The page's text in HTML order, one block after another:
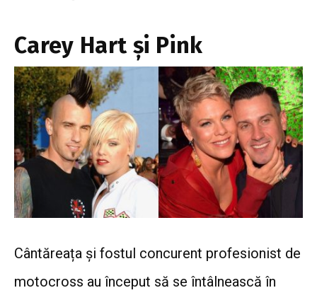
Carey Hart și Pink
Cântăreața și fostul concurent profesionist de
motocross au început să se întâlnească în